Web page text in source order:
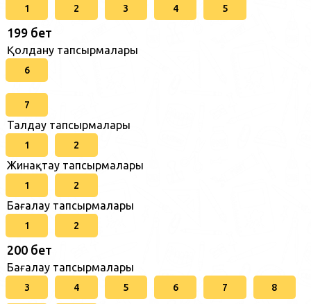
1 2 3 4 5
199 бет
Қолдану тапсырмалары
6
7
Талдау тапсырмалары
1 2
Жинақтау тапсырмалары
1 2
Бағалау тапсырмалары
1 2
200 бет
Бағалау тапсырмалары
3 4 5 6 7 8